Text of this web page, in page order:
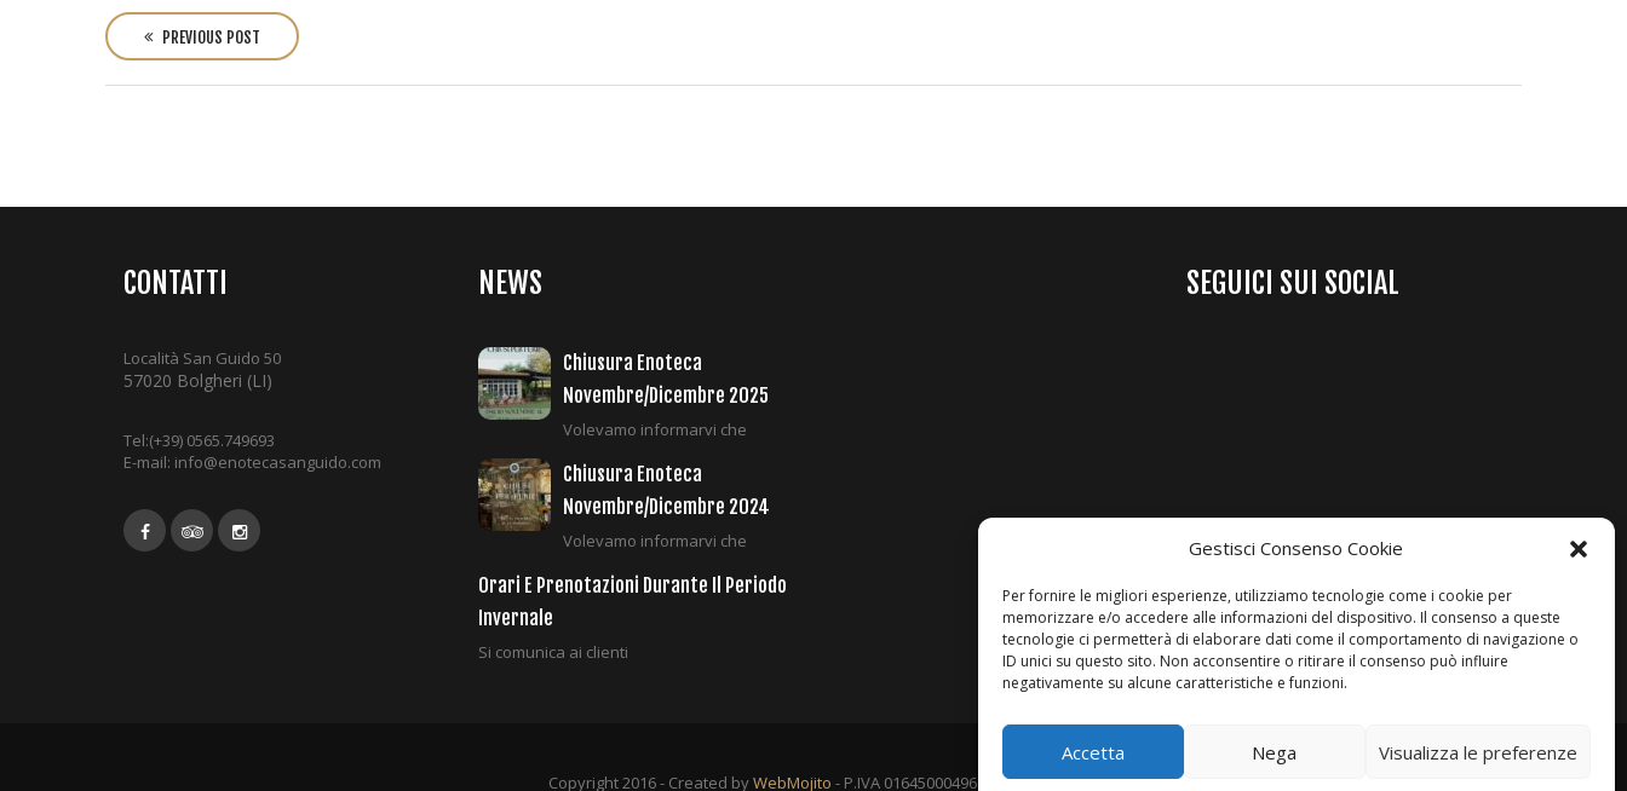
Gestisci Consenso Cookie
Per fornire le migliori esperienze, utilizziamo tecnologie come i cookie per
memorizzare e/o accedere alle informazioni del dispositivo. Il consenso a queste
tecnologie ci permetterà di elaborare dati come il comportamento di navigazione o
ID unici su questo sito. Non acconsentire o ritirare il consenso può influire
negativamente su alcune caratteristiche e funzioni.
Accetta Nega Visualizza le preferenze
o
s
t
PREVIOUS POST
CONTATTI
Località San Guido 50
57020 Bolgheri (LI)
Tel:(+39) 0565.749693
E-mail: info@enotecasanguido.com
NEWS
Chiusura Enoteca
Novembre/Dicembre 2025
Volevamo informarvi che
Chiusura Enoteca
Novembre/Dicembre 2024
Volevamo informarvi che
Orari E Prenotazioni Durante Il Periodo
Invernale
Si comunica ai clienti
SEGUICI SUI SOCIAL
Copyright 2016 - Created byWebMojito - P.IVA 01645000496 - Aiuti di Stato